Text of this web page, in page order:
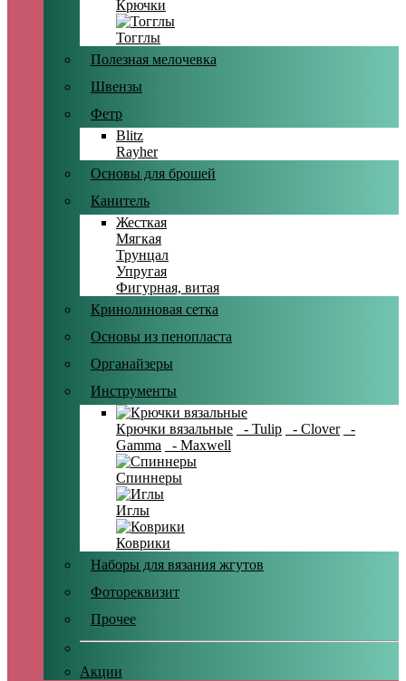
Крючки
Тогглы
Полезная мелочевка
Швензы
Фетр
Blitz
Rayher
Основы для брошей
Канитель
Жесткая
Мягкая
Трунцал
Упругая
Фигурная, витая
Кринолиновая сетка
Основы из пенопласта
Органайзеры
Инструменты
Крючки вязальные - Tulip - Clover
-
Gamma
- Maxwell
Спиннеры
Иглы
Коврики
Наборы для вязания жгутов
Фотореквизит
Прочее
Акции